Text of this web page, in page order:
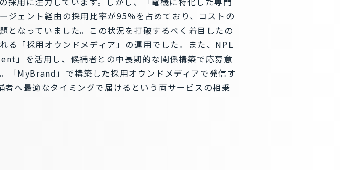
ジェント経由の採用比率が95%を占めており、コストの
となっていました。この状況を打破するべく着目したの
る「採用オウンドメディア」の運用でした。また、NPL
」を活用し、候補者との中長期的な関係構築で応募意
「MyBrand」で構築した採用オウンドメディアで発信す
へ最適なタイミングで届けるという両サービスの相乗